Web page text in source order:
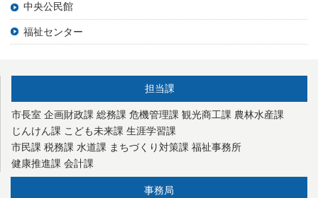
中央公民館
福祉センター
担当課
市長室 企画財政課 総務課 危機管理課 観光商工課 農林水産課
じんけん課 こども未来課 生涯学習課
市民課 税務課 水道課 まちづくり対策課 福祉事務所
健康推進課 会計課
事務局